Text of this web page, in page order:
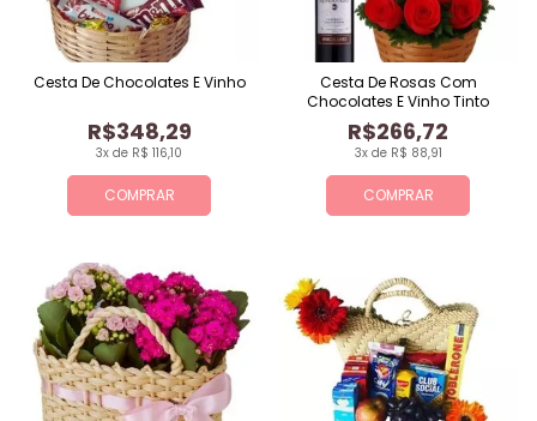
COMPRAR
3x de R$ 116,10
R$348,29
Cesta De Chocolates E Vinho
COMPRAR
3x de R$ 88,91
R$266,72
Cesta De Rosas Com
Chocolates E Vinho Tinto